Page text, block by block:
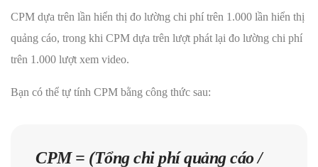
CPM dựa trên lần hiển thị đo lường chi phí trên 1.000 lần hiển thị
quảng cáo, trong khi CPM dựa trên lượt phát lại đo lường chi phí
trên 1.000 lượt xem video.
Bạn có thể tự tính CPM bằng công thức sau:
CPM = (Tổng chi phí quảng cáo /